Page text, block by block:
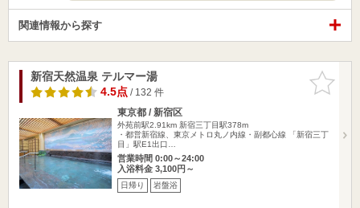
関連情報から探す
お気に入
りに追加
新宿天然温泉 テルマー湯
4.5点/ 132 件
東京都 / 新宿区
外苑前駅2.91km 新宿三丁目駅378m
・都営新宿線、東京メトロ丸ノ内線・副都心線 「新宿三丁
目」駅E1出口…
営業時間 0:00～24:00
入浴料金 3,100円～
日帰り 岩盤浴